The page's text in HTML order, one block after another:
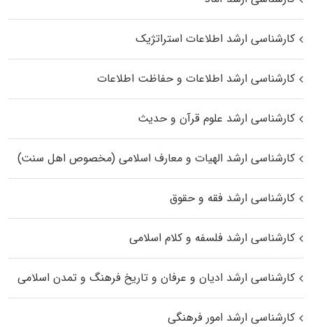
کارشناسی ارشد اطلاعات استراتژیک
کارشناسی ارشد اطلاعات و حفاظت اطلاعات
کارشناسی ارشد علوم قرآن و حدیث
کارشناسی ارشد الهیات و معارف اسلامی (مخصوص اهل سنت)
کارشناسی ارشد فقه و حقوق
کارشناسی ارشد فلسفه و کلام اسلامی
کارشناسی ارشد ادیان و عرفان و تاریخ فرهنگ و تمدن اسلامی
کارشناسی ارشد امور فرهنگی